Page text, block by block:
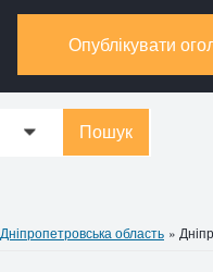
Опублікувати
0 Пошук
Дніпропетровська область »